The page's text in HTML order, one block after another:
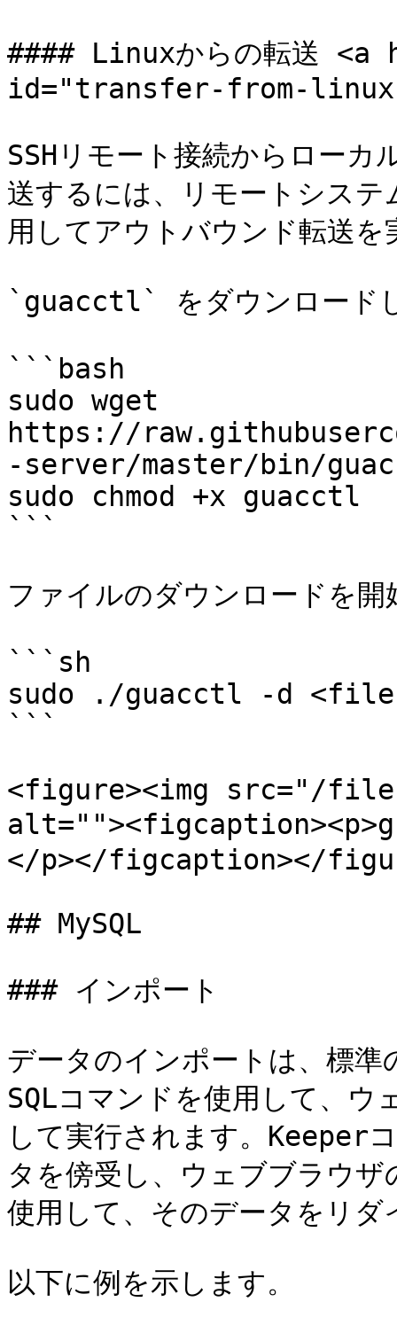
#### Linuxからの転送
id="transfer-from-
SSHリモート接続からロー
送するには、リモートシス
用してアウトバウンド転送を
`guacctl` をダウンロード
```bash
sudo wget
https://
-server/master/bin/
sudo chmod +x guacctl
```
ファイルのダウンロードを開
```sh
sudo ./guacctl -d
```
<figure><img src="/
</p></figcaption></
## MySQL
### インポート
データのインポートは、標
SQLコマンドを使用して、
して実行されます。Keeper
タを傍受し、ウェブブラウ
使用して、そのデータをリダ
以下に例を示します。